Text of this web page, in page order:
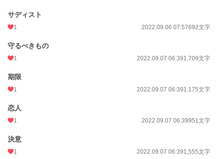
サディスト
1 2022.09.06 07:57692文字
守るべきもの
1 2022.09.07 06:391,709文字
期限
1 2022.09.07 06:391,175文字
恋人
1 2022.09.07 06:39951文字
決意
1 2022.09.07 06:391,555文字